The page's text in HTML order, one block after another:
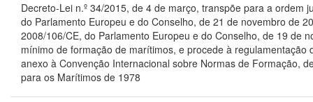
Decreto-Lei n.º 34/2015, de 4 de março, transpõe para a ordem
do Parlamento Europeu e do Conselho, de 21 de novembro de
2008/106/CE, do Parlamento Europeu e do Conselho, de 19 de
mínimo de formação de marítimos, e procede à regulamentação
anexo à Convenção Internacional sobre Normas de Formação,
para os Marítimos de 1978